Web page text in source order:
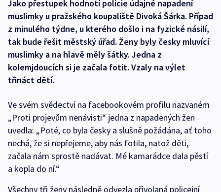
Jako přestupek hodnotí policie údajné napadení
muslimky u pražského koupaliště Divoká Šárka. Případ
z minulého týdne, u kterého došlo i na fyzické násilí,
tak bude řešit městský úřad. Ženy byly česky mluvící
muslimky a na hlavě měly šátky. Jedna z
kolemjdoucích si je začala fotit. Vzaly na výlet
třináct dětí.
Ve svém svědectví na facebookovém profilu nazvaném
„Proti projevům nenávisti“ jedna z napadených žen
uvedla: „Poté, co byla česky a slušně požádána, ať toho
nechá, že si nepřejeme, aby nás fotila, natož děti,
začala nám sprostě nadávat. Mé kamarádce dala pěstí
a kopla do ní.“
Všechny tři ženy následně odvezla přivolaná policejní